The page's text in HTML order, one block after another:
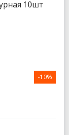
-10%